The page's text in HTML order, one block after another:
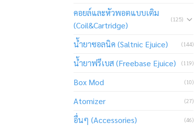
คอยล์และหัวพอตแบบเติม
(Coil&Cartridge)
(125)
น้ำยาซอลนิค (Saltnic Ejuice) (144)
น้ำยาฟรีเบส (Freebase Ejuice) (119)
Box Mod (10)
Atomizer (27)
อื่นๆ (Accessories) (46)